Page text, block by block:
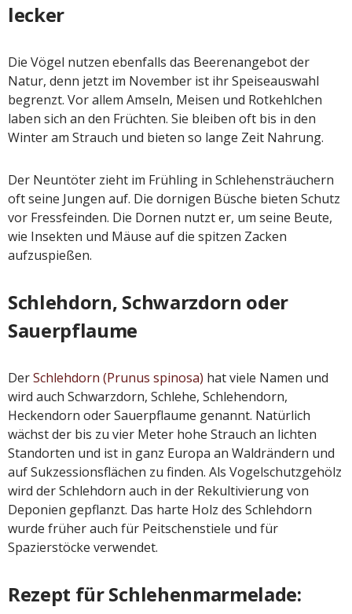
lecker
Die Vögel nutzen ebenfalls das Beerenangebot der
Natur, denn jetzt im November ist ihr Speiseauswahl
begrenzt. Vor allem Amseln, Meisen und Rotkehlchen
laben sich an den Früchten. Sie bleiben oft bis in den
Winter am Strauch und bieten so lange Zeit Nahrung.
Der Neuntöter zieht im Frühling in Schlehensträuchern
oft seine Jungen auf. Die dornigen Büsche bieten Schutz
vor Fressfeinden. Die Dornen nutzt er, um seine Beute,
wie Insekten und Mäuse auf die spitzen Zacken
aufzuspießen.
Schlehdorn, Schwarzdorn oder
Sauerpflaume
DerSchlehdorn (Prunus spinosa) hat viele Namen und
wird auch Schwarzdorn, Schlehe, Schlehendorn,
Heckendorn oder Sauerpflaume genannt. Natürlich
wächst der bis zu vier Meter hohe Strauch an lichten
Standorten und ist in ganz Europa an Waldrändern und
auf Sukzessionsflächen zu finden. Als Vogelschutzgehölz
wird der Schlehdorn auch in der Rekultivierung von
Deponien gepflanzt. Das harte Holz des Schlehdorn
wurde früher auch für Peitschenstiele und für
Spazierstöcke verwendet.
Rezept für Schlehenmarmelade: